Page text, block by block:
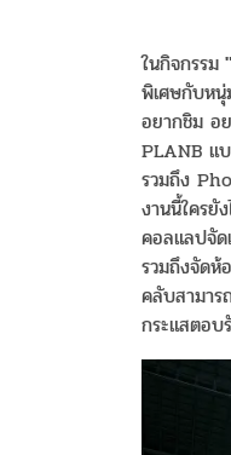
ในกิจกรรม
พิเศษกับห
อยากชิม อ
PLANB แ
รวมถึง
งานนี้ใครยั
คอลแลปจั
รวมถึงจัด
คลับสามาร
กระแสตอบ